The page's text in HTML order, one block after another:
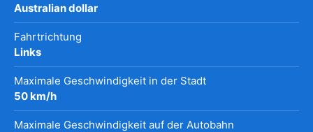
Australian dollar
Fahrtrichtung
Links
Maximale Geschwindigkeit in der Stadt
50 km/h
Maximale Geschwindigkeit auf der Autobahn